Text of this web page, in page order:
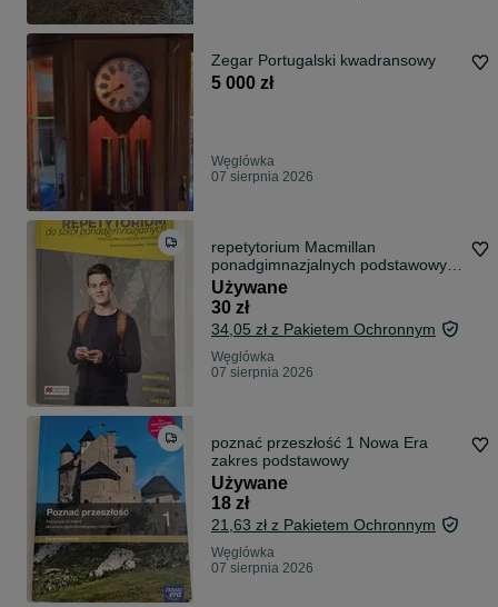
Zegar Portugalski kwadransowy
5 000 zł
Węglówka
07 sierpnia 2026
repetytorium Macmillan
ponadgimnazjalnych podstawowy i
rozszerzony
Używane
30 zł
34,05 zł z Pakietem Ochronnym
Węglówka
07 sierpnia 2026
poznać przeszłość 1 Nowa Era
zakres podstawowy
Używane
18 zł
21,63 zł z Pakietem Ochronnym
Węglówka
07 sierpnia 2026